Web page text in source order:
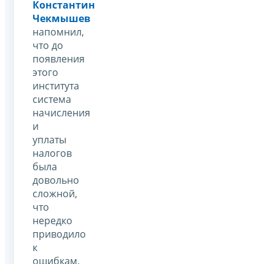
Константин
Чекмышев
напомнил,
что до
появления
этого
института
система
начисления
и
уплаты
налогов
была
довольно
сложной,
что
нередко
приводило
к
ошибкам,